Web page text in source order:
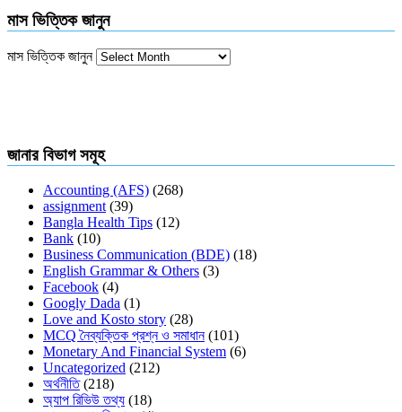
মাস ভিত্তিক জানুন
মাস ভিত্তিক জানুন
জানার বিভাগ সমূহ
Accounting (AFS) (268)
assignment (39)
Bangla Health Tips (12)
Bank (10)
Business Communication (BDE) (18)
English Grammar & Others (3)
Facebook (4)
Googly Dada (1)
Love and Kosto story (28)
MCQ নৈব্যক্তিক প্রশ্ন ও সমাধান(101)
Monetary And Financial System (6)
Uncategorized (212)
অর্থনীতি(218)
অ্যাপ রিভিউ তথ্য (18)